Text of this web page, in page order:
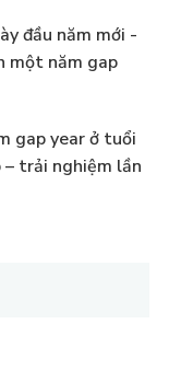
đầu năm mới -
một năm gap
gap year ở tuổi
– trải nghiệm lần